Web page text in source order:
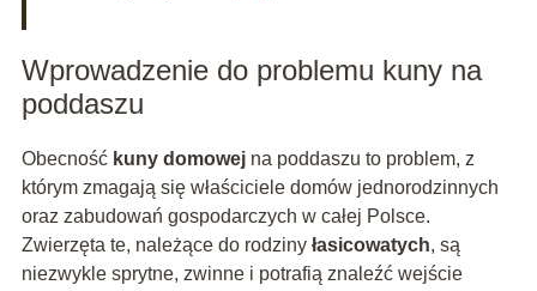
Wprowadzenie do problemu kuny na
poddaszu
Obecność kuny domowejna poddaszu to problem, z
którym zmagają się właściciele domów jednorodzinnych
oraz zabudowań gospodarczych w całej Polsce.
Zwierzęta te, należące do rodziny łasico­watych, są
niezwykle sprytne, zwinne i potrafią znaleźć wejście